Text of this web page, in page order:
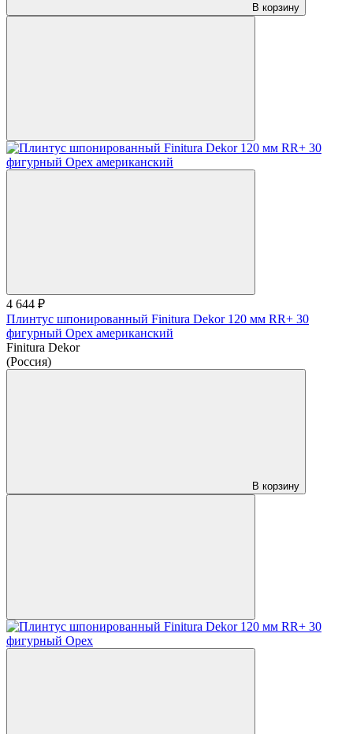
В корзину
4 644 ₽
Плинтус шпонированный Finitura Dekor 120 мм RR+ 30
фигурный Орех американский
Finitura Dekor
(Россия)
В корзину